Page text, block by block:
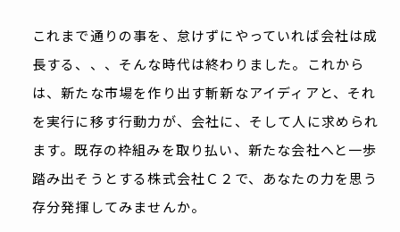
これまで通りの事を、怠けずにやっていれば会社は成
長する、、、そんな時代は終わりました。
これから
は、新たな市場を作り出す斬新なアイディアと、それ
を実行に移す行動力が、会社に、そして人に求められ
ます。既存の枠組みを取り払い、新たな会社へと一歩
踏み出そうとする株式会社Ｃ２で、あなたの力を思う
存分発揮してみませんか。